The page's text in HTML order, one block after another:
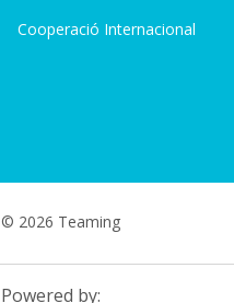
Cooperació Internacional
© 2026 Teaming
Powered by: